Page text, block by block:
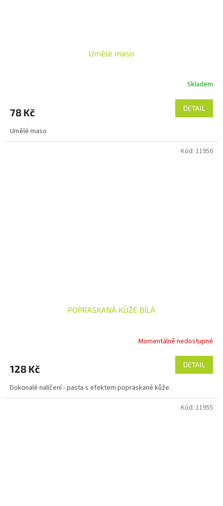
Umělé maso
Skladem
78 Kč DETAIL
Umělé maso
POPRASKANÁ KŮŽE BÍLÁ
Momentálně nedostupné
128 Kč DETAIL
Dokonalé nalíčení - pasta s efektem popraskané kůže.
Kód: 11956
Kód: 11955